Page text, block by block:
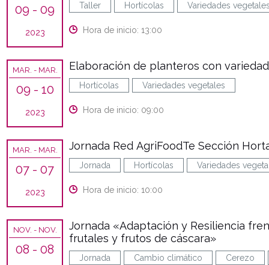
09 - 09
2023
Taller Hortícolas Variedades
Hora de inicio: 13:00
MAR. - MAR.
09 - 10
2023
Elaboración de planteros con
Hortícolas Variedades vegetales
Hora de inicio: 09:00
MAR. - MAR.
07 - 07
2023
Jornada Red AgriFoodTe Sección
Jornada Hortícolas Variedades
Hora de inicio: 10:00
NOV. - NOV.
08 - 08
Jornada «Adaptación y Resiliencia
frutales y frutos de cáscara»
Jornada Cambio climático
Cerezo